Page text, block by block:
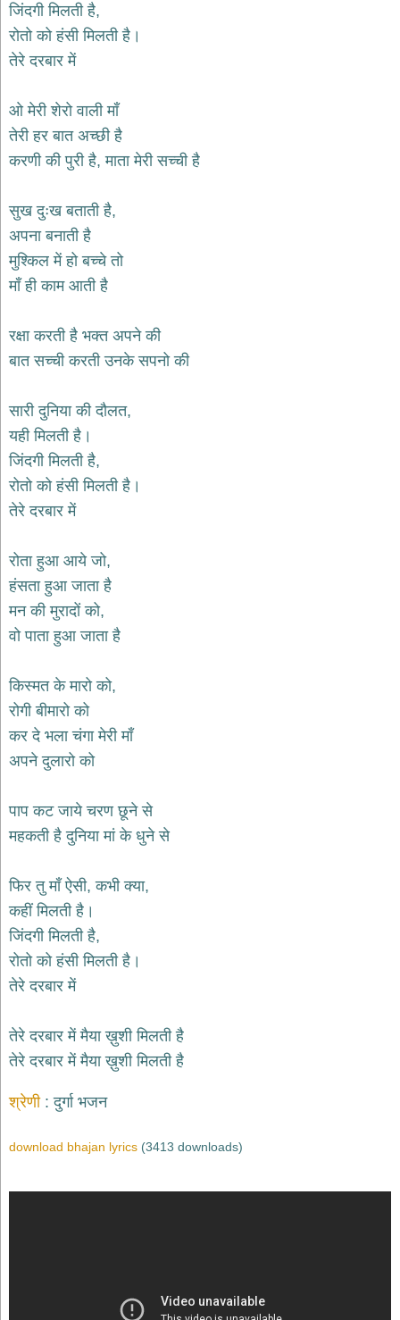
गणेश
भजन
ganesh
राम
भजन
raam
gurudev
विविध
भजन
miscellaneous
विष्णु
भजन
बाबा
बालक
नाथ
भजन
baba
nath
bhajans
भक्ति
भजन
patriotic
bhajans
भजन
khatu
shaym
रानी
सती
भजन
sati
बावा
लाल
दयाल
भजन
bawa
dayal
bhajans
शनि
देव
भजन
dev
bhajans
का
जिंदगी मिलती है,
रोतो को हंसी मिलती है।
तेरे दरबार में
ओ मेरी शेरो वाली माँ
तेरी हर बात अच्छी है
करणी की पुरी है, माता मेरी सच्ची है
सुख दुःख बताती है,
अपना बनाती है
मुश्किल में हो बच्चे तो
माँ ही काम आती है
रक्षा करती है भक्त अपने की
बात सच्ची करती उनके सपनो की
सारी दुनिया की दौलत,
यही मिलती है।
जिंदगी मिलती है,
रोतो को हंसी मिलती है।
तेरे दरबार में
रोता हुआ आये जो,
हंसता हुआ जाता है
मन की मुरादों को,
वो पाता हुआ जाता है
किस्मत के मारो को,
रोगी बीमारो को
कर दे भला चंगा मेरी माँ
अपने दुलारो को
पाप कट जाये चरण छूने से
महकती है दुनिया मां के धुने से
फिर तु माँ ऐसी, कभी क्या,
कहीं मिलती है।
जिंदगी मिलती है,
रोतो को हंसी मिलती है।
तेरे दरबार में
तेरे दरबार में मैया ख़ुशी मिलती है
तेरे दरबार में मैया ख़ुशी मिलती है
श्रेणी दुर्गा भजन
download bhajan lyrics (3413 downloads)